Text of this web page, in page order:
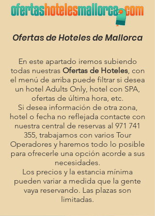
Ofertas de Hoteles de Mallorca
En este apartado iremos subiendo
todas nuestras Ofertas de Hoteles, con
el menú de arriba puede filtrar si desea
un hotel Adults Only, hotel con SPA,
ofertas de última hora, etc.
Si desea información de otra zona,
hotel o fecha no reflejada contacte con
nuestra central de reservas al 971 741
355, trabajamos con varios Tour
Operadores y haremos todo lo posible
para ofrecerle una opción acorde a sus
necesidades.
Los precios y la estancia mínima
pueden variar a medida que la gente
vaya reservando. Las plazas son
limitadas.